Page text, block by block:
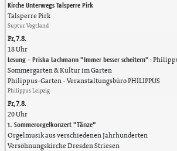
Kirche Unterwegs Talsperre Pirk
Talsperre Pirk
Suptur Vogtland
Fr, 7.8.
18 Uhr
Lesung - Priska Lachmann "Immer besser scheitern" :
Sommergarten & Kultur im Garten
Philippus-Garten Veranstaltungsbüro PHILIPPUS
Philippus Leipzig
Fr, 7.8.
20 Uhr
1. Sommerorgelkonzert "Tänze"
Orgelmusik aus verschiedenen Jahrhunderten
Versöhnungskirche Dresden Striesen